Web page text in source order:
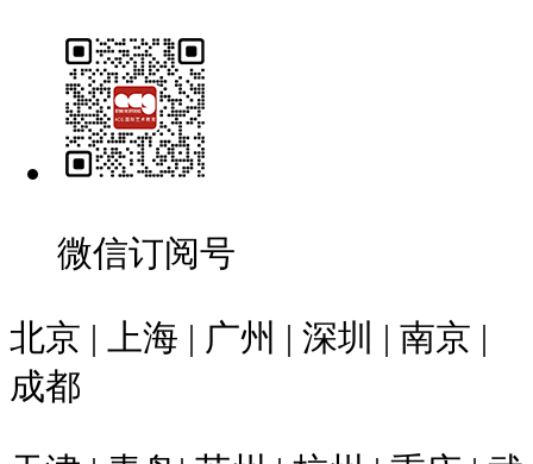
微信订阅号
北京 | 上海 | 广州 | 深圳 | 南京 |
成都